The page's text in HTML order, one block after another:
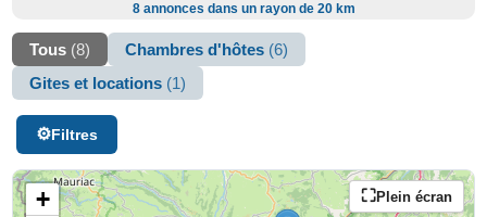
8 annonces dans un rayon de 20 km
Tous (8) Chambres d'hôtes (6)
Gites et locations (1)
Filtres
Plein écran
+